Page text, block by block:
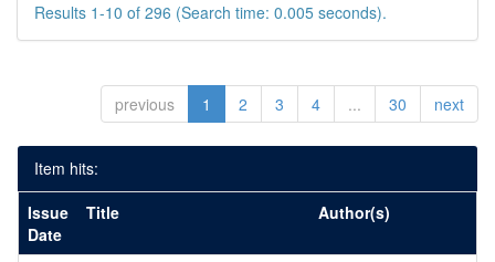
Results 1-10 of 296 (Search time: 0.005 seconds).
previous 1 2 3 4 ... 30 next
Item hits:
Issue
Date
Title Author(s)